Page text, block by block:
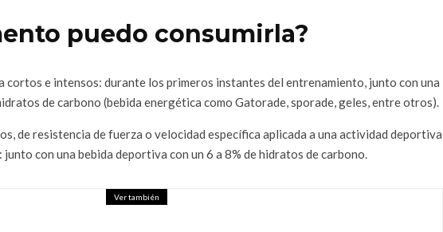
puedo consumirla?
cortos e intensos: durante los primeros instantes del entrenamiento, junto con una
de carbono (bebida energética como Gatorade, sporade, geles, entre otros).
de resistencia de fuerza o velocidad específica aplicada a una actividad deportiva
con una bebida deportiva con un 6 a 8% de hidratos de carbono.
Ver también